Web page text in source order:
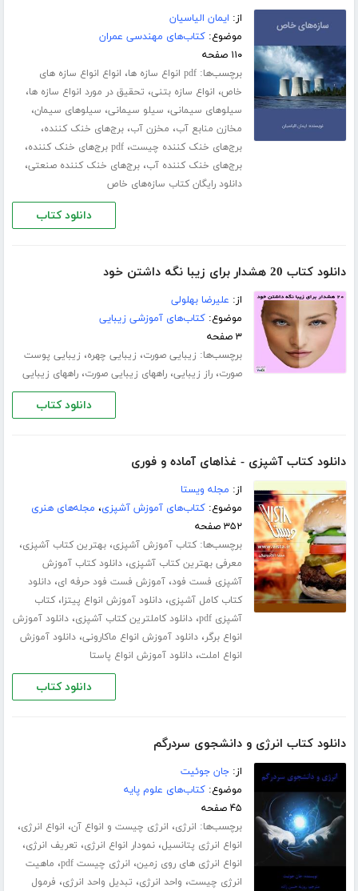
از: ایمان الیاسیان
موضوع:کتاب‌های مهندسی عمران
۱۱۰ صفحه
برچسب‌ها:pdf انواع سازه ها ، انواع انواع سازه های
خاص، انواع سازه بتنی، تحقیق در مورد انواع سازه ها،
سیلوهای سیمانی، سیلو سیمانی، سیلوهای سیمان،
مخازن منابع آب، مخزن آب،برج‌های خنک کننده،
برج‌های خنک کننده چیست،pdf برج‌های خنک کننده ،
برج‌های خنک کننده آب،برج‌های خنک کننده صنعتی،
دانلود رایگان کتاب سازه‌های خاص
دانلود کتاب
دانلود کتاب 20 هشدار برای زیبا نگه داشتن خود
از: علیرضا بهلولی
موضوع:کتاب‌های آموزشی زیبایی
۳ صفحه
برچسب‌ها: زیبایی صورت، زیبایی چهره، زیبایی پوست
صورت،راز زیبایی،راههای زیبایی صورت،راههای زیبایی
دانلود کتاب
دانلود کتاب آشپزی - غذاهای آماده و فوری
از: مجله ویستا
موضوع:کتاب‌های آموزش آشپزی، مجله‌های هنری
۳۵۲ صفحه
برچسب‌ها:کتاب آموزش آشپزی،بهترین کتاب آشپزی،
معرفی بهترین کتاب آشپزی،دانلود کتاب آموزش
آشپزی فست فود،آموزش فست فود حرفه ای،دانلود
کتاب کامل آشپزی،دانلود آموزش انواع پیتزا،کتاب
آشپزی pdf
،دانلود کاملترین کتاب آشپزی،دانلود آموزش
انواع برگر،دانلود آموزش انواع ماکارونی،دانلود آموزش
انواع املت،دانلود آموزش انواع پاستا
دانلود کتاب
دانلود کتاب انرژی و دانشجوی سردرگم
از:جان جوئیت
موضوع:کتاب‌های علوم پایه
۴۵ صفحه
برچسب‌ها: انرژی، انرژی چیست و انواع آن، انواع انرژی،
انواع انرژی پتانسیل،نمودار انواع انرژی، تعریف انرژی،
انواع انرژی های روی زمین، انرژی چیست pdf ، ماهیت
انرژی چیست، واحد انرژی، تبدیل واحد انرژی، فرمول